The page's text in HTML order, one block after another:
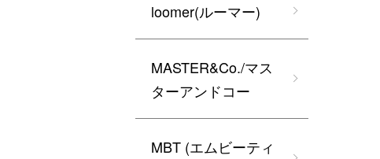
loomer(ルーマー)
MASTER&Co./マス
ターアンドコー
MBT (エムビーティ